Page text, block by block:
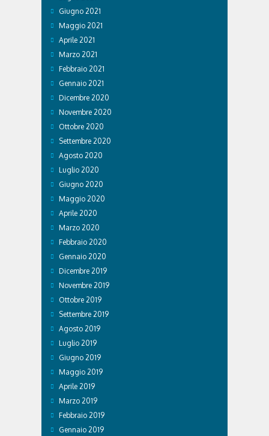
Giugno 2021
Maggio 2021
Aprile 2021
Marzo 2021
Febbraio 2021
Gennaio 2021
Dicembre 2020
Novembre 2020
Ottobre 2020
Settembre 2020
Agosto 2020
Luglio 2020
Giugno 2020
Maggio 2020
Aprile 2020
Marzo 2020
Febbraio 2020
Gennaio 2020
Dicembre 2019
Novembre 2019
Ottobre 2019
Settembre 2019
Agosto 2019
Luglio 2019
Giugno 2019
Maggio 2019
Aprile 2019
Marzo 2019
Febbraio 2019
Gennaio 2019